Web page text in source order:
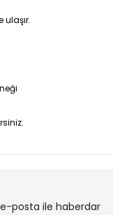
ulaşır.
posta ile haberdar